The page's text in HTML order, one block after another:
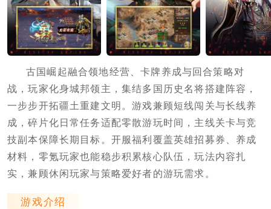
古国崛起融合领地经营、卡牌养成与回合策略对
战，玩家化身城邦领主，集结多国历史名将搭建阵容，
一步步开拓疆土重建文明。游戏兼顾短线闯关与长线养
成，碎片化日常任务适配零散游玩时间，主线关卡与竞
技副本保障长期目标。开服福利覆盖英雄招募券、养成
材料，零氪玩家也能稳步积累核心队伍，玩法内容扎
实，兼顾休闲玩家与策略爱好者的游玩需求。
游戏介绍